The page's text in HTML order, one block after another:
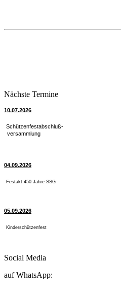
Nächste Termine
10.07.2026
Schützenfestabschluß-
versammlung
04.09.2026
Festakt 450 Jahre SSG
05.09.2026
Kinderschützenfest
Social Media
auf WhatsApp: